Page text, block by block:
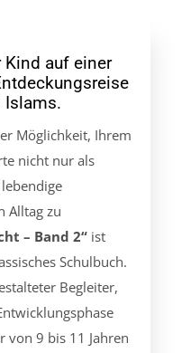
Kind auf einer
Islams.
Möglichkeit, Ihrem
nicht nur als
Alltag zu
– Band 2“ist
Schulbuch.
Begleiter,
von 9 bis 11 Jahren